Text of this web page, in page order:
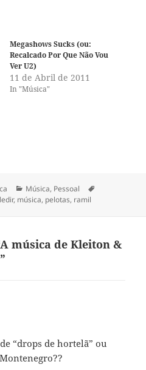
Megashows Sucks (ou:
Recalcado Por Que Não Vou
Ver U2)
11 de Abril de 2011
In "Música"
Categorias
Música, Pessoal
, música, pelotas, ramil
música de Kleiton &
“drops de hortelã” ou